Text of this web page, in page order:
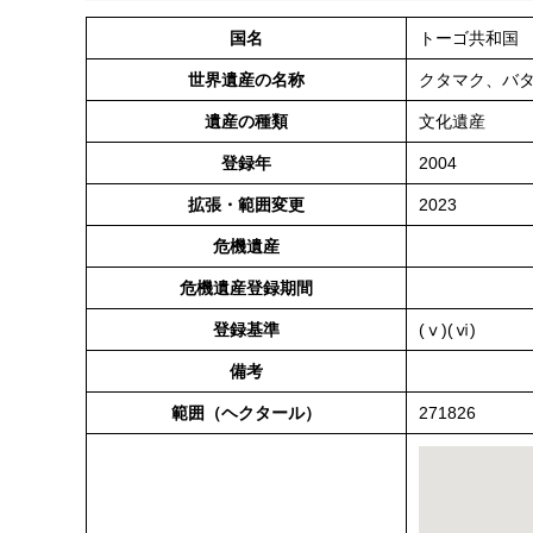
国名 トーゴ共和国
世界遺産の名称 クタマク、バ
遺産の種類 文化遺産
登録年 2004
拡張・範囲変更 2023
危機遺産
危機遺産登録期間
登録基準 (ⅴ)(ⅵ)
備考
範囲（ヘクタール） 271826